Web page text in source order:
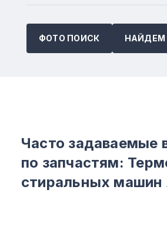
ФОТО ПОИСК НАЙДЕМ
Часто задаваемые
по запчастям:
стиральных машин